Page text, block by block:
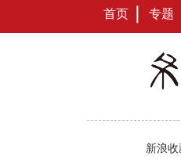
首页 专题
新浪收